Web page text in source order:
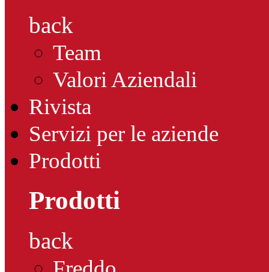
back
Team
Valori Aziendali
Rivista
Servizi per le aziende
Prodotti
Prodotti
back